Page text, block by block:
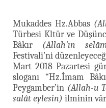
Mukaddes Hz.Abbas
Türbesi Kltür ve
Bâkır (Allah'ın
Festivali’ni
Mart 2018 Pazartesi
sloganı “Hz.İmam
Peygamber’in (Allah-u
salât eylesin) ilminin